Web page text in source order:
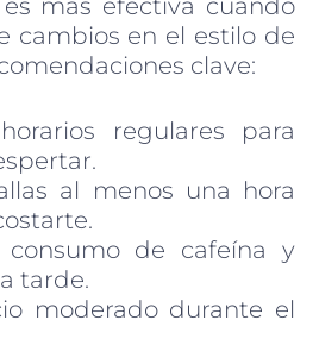
cambios en el estilo de
clave:
regulares para
al menos una hora
consumo de cafeína y
tarde.
moderado durante el